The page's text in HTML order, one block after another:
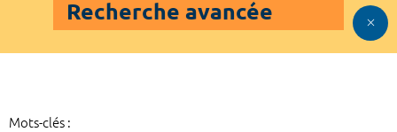
Recherche avancée
Mots-clés :